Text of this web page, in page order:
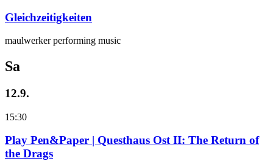
Gleichzeitigkeiten
maulwerker performing music
Sa
12.9.
15:30
Play Pen&Paper | Questhaus Ost II: The Return of
the Drags